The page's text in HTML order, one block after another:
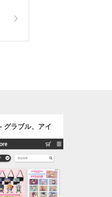
グラブル、アイ
公式グッズ
ーム